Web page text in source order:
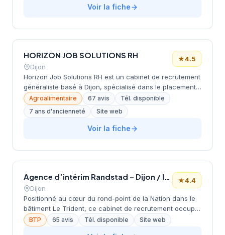
de la logistique et de l'agroalimentaire. Services
Voir la fiche
HORIZON JOB SOLUTIONS RH
Dijon
★4.5
Horizon Job Solutions RH est un cabinet de recrutement
généraliste basé à Dijon, spécialisé dans le placement
en intérim, CDI et CDD. Le cabinet opère à l'échelle de
la région Bourgogne-Franche-Comté et Auvergne-
Rhône-Alpes avec plusieurs agences, et intervient dans
des secteurs variés tels que le BTP, l'hôtellerie,
Agroalimentaire 67 avis
Tél. disponible
7 ans d'ancienneté
Site web
Voir la fiche
Agence d’intérim Randstad – Dijon / Industrie – Transport & logistique – BTP
Dijon
★4.4
Positionné au cœur du rond-point de la Nation dans le
bâtiment Le Trident, ce cabinet de recrutement occupe
un emplacement stratégique de Dijon. L'agence
accompagne les entreprises bourguignonnes dans
BTP 65 avis Tél. disponible Site web